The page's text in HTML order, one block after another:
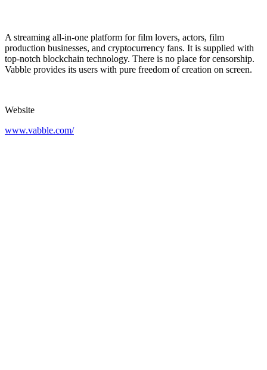
A streaming all-in-one platform for film lovers, actors, film
production businesses, and cryptocurrency fans. It is supplied with
top-notch blockchain technology. There is no place for censorship.
Vabble provides its users with pure freedom of creation on screen.
Website
www.vabble.com/